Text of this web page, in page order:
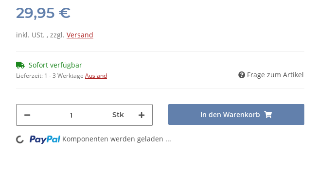
29,95 €
inkl. USt. , zzgl. Versand
Sofort verfügbar
Lieferzeit: 1 - 3 Werktage Ausland Frage zum Artikel
Stk In den Warenkorb
Loading... Komponenten werden geladen ...